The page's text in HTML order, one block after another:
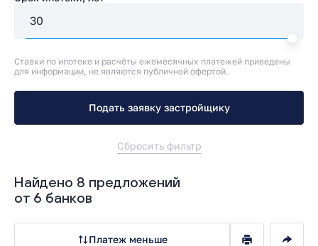
Ставки по ипотеке и расчёты ежемесячных платежей приведены
для информации, не являются публичной офертой.
Подать заявку застройщику
Сбросить фильтр
Найдено 8 предложений
от 6 банков
Платеж меньше